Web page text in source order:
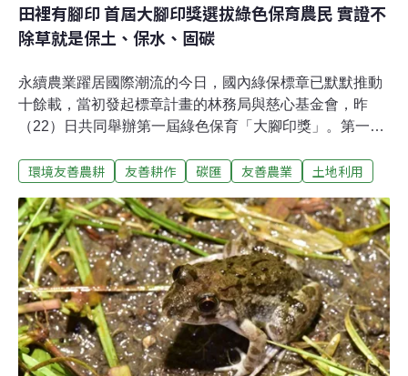
田裡有腳印 首屆大腳印獎選拔綠色保育農民 實證不
除草就是保土、保水、固碳
永續農業躍居國際潮流的今日，國內綠保標章已默默推動
十餘載，當初發起標章計畫的林務局與慈心基金會，昨
（22）日共同舉辦第一屆綠色保育「大腳印獎」。第一屆
營造、土壤碳匯三大面向上耕耘不輟，不僅友善農耕，更
節省水資源並對抗病蟲害，有的致力於減少耕犁，因為能
降低溫室氣體排放。不過，氣候變遷嚴峻，加上友善農法
增加病蟲害風險，也有產量不如預期的時候，友善農業產
品通路仍是一大挑戰。全台超過700公頃農地獲綠保標
章 首屆「大腳印獎」選拔生態典範近十年來，國內漸漸意
識到農業對於環境生態的影響，慈心基金會和林務局自
2011年開始合作推動「綠色保育標章計畫」，保育面向包
含土壤、動物、棲地及農民等，希望農業經濟生產也能兼
環境友善農耕 友善耕作 碳匯 友善農業 土地利用